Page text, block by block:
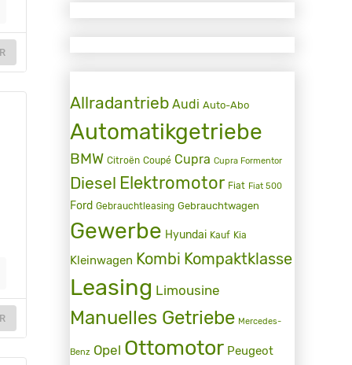
Allradantrieb Audi Auto-Abo
Automatikgetriebe
BMW Citroën Coupé Cupra Cupra Formentor
Diesel Elektromotor Fiat Fiat 500
Ford Gebrauchtleasing Gebrauchtwagen
Gewerbe Hyundai Kauf Kia
Kleinwagen Kombi Kompaktklasse
Leasing Limousine
Manuelles Getriebe Mercedes-
Benz Opel Ottomotor Peugeot